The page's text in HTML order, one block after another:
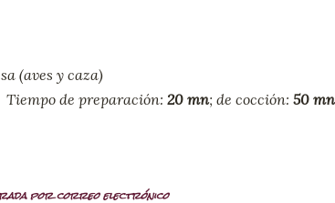
(aves y caza)
Tiempo de preparación: 20 mn; de cocción: 50 mn
por correo electrónico